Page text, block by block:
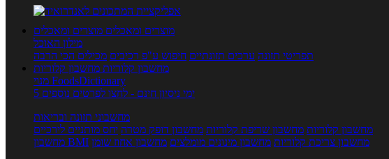
מוצרים ומאכלים מוצרים ומאכלים
מילון האוכל
תפריטי תזונה ערכים תזונתיים חיפוש ע"פ רכיבים מכילים הכי הרבה
מחשבון קלוריות מחשבון קלוריות
מנוי FoodsDictionary
5 ימי ניסיון חינם - לחצו לפרטים נוספים
מחשבוני תזונה ובריאות
מחשבון קלוריות מחשבון שריפת קלוריות מחשבון דופק מטרה יחס מותניים לירכיים
מחשבון BMI
מחשבון צריכת קלוריות מחשבון מינונים מומלצים מחשבון אחוז שומן